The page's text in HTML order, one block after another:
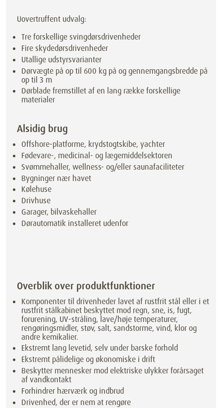
Uovertruffent udvalg:
Tre forskellige svingdørsdrivenheder
Fire skydedørsdrivenheder
Utallige udstyrsvarianter
Dørvægte på op til 600 kg på og gennemgangsbredde på
op til 3 m
Dørblade fremstillet af en lang række forskellige
materialer
Alsidig brug
Offshore-platforme, krydstogtskibe, yachter
Fødevare-, medicinal- og lægemiddelsektoren
Svømmehaller, wellness- og/eller saunafaciliteter
Bygninger nær havet
Kølehuse
Drivhuse
Garager, bilvaskehaller
Dørautomatik installeret udenfor
Overblik over produktfunktioner
Komponenter til drivenheder lavet af rustfrit stål eller i et
rustfrit stålkabinet beskyttet mod regn, sne, is, fugt,
forurening, UV-stråling, lave/høje temperaturer,
rengøringsmidler, støv, salt, sandstorme, vind, klor og
andre kemikalier.
Ekstremt lang levetid, selv under barske forhold
Ekstremt pålidelige og økonomiske i drift
Beskytter mennesker mod elektriske ulykker forårsaget
af vandkontakt
Forhindrer hærværk og indbrud
Drivenhed, der er nem at rengøre